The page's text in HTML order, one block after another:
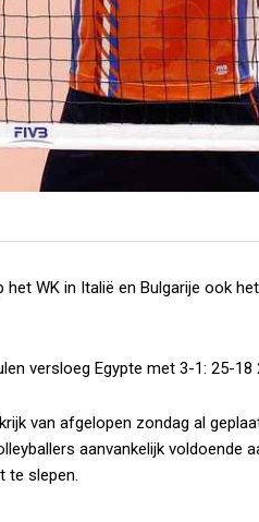
het WK in Italië en Bulgarije ook
versloeg Egypte met 3-1: 25-18
van afgelopen zondag al
aanvankelijk voldoende
te slepen.